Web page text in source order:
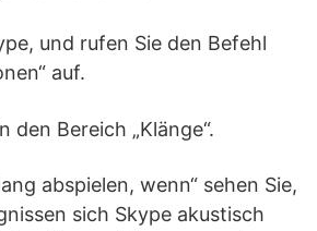
und rufen Sie den Befehl
auf.
den Bereich „Klänge“.
abspielen, wenn“ sehen Sie,
sich Skype akustisch